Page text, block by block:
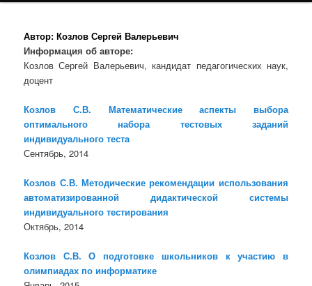
Автор: Козлов Сергей Валерьевич
Информация об авторе:
Козлов Сергей Валерьевич, кандидат педагогических наук,
доцент
Козлов С.В. Математические аспекты выбора
оптимального набора тестовых заданий
индивидуального теста
Сентябрь, 2014
Козлов С.В. Методические рекомендации использования
автоматизированной дидактической системы
индивидуального тестирования
Октябрь, 2014
Козлов С.В. О подготовке школьников к участию в
олимпиадах по информатике